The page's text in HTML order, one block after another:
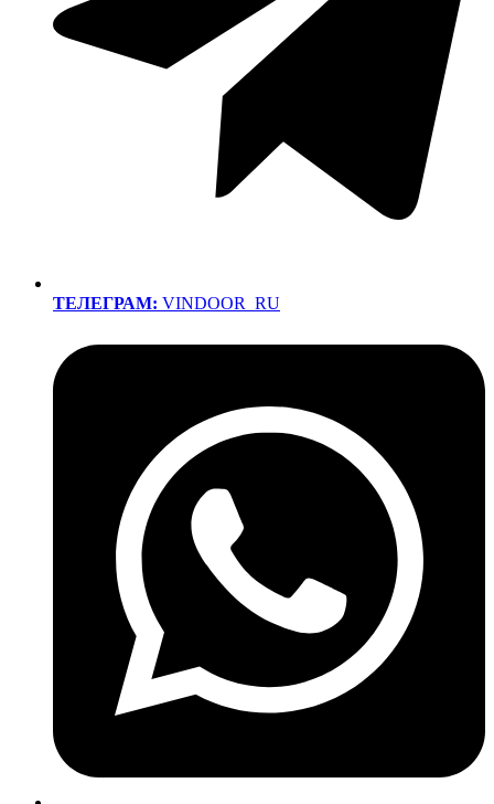
ТЕЛЕГРАМ: VINDOOR_RU